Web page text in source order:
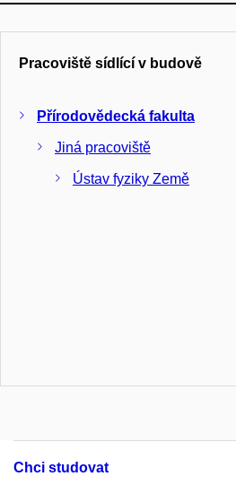
Pracoviště sídlící v budově
Přírodovědecká fakulta
Jiná pracoviště
Ústav fyziky Země
Chci studovat